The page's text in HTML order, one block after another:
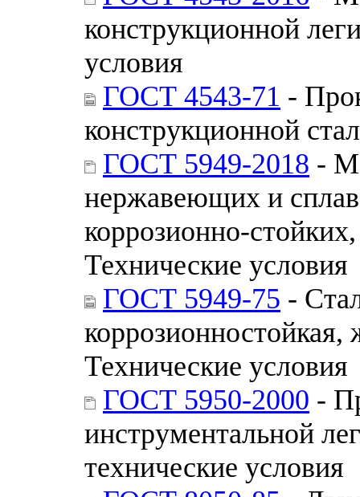
конструкционной
условия
ГОСТ 4543-71 -
конструкционной
ГОСТ 5949-2018 -
нержавеющих и
коррозионно-
Технические условия
ГОСТ 5949-75 -
Технические условия
ГОСТ 5950-2000 -
инструментальной
технические условия